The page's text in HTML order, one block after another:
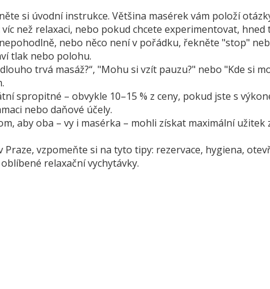
si úvodní instrukce. Většina masérek vám položí
než relaxaci, nebo pokud chcete experimentovat, hned
nebo něco není v pořádku, řekněte "stop"
tlak nebo polohu.
trvá masáž?“, "Mohu si vzít pauzu?" nebo "Kde si
spropitné – obvykle 10–15 % z ceny, pokud jste s
nebo daňové účely.
aby oba – vy i masérka – mohli získat maximální užitek
vzpomeňte si na tyto tipy: rezervace, hygiena,
relaxační vychytávky.